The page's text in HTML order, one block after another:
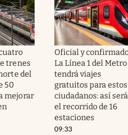
trenes
del
50
mejorar
Oficial y
La Línea 1 del Metro
tendrá viajes
gratuitos para estos
ciudadanos: así será
el recorrido de 16
estaciones
09:33